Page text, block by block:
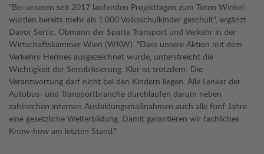
"Bei unseren seit 2017 laufenden Projekttagen zum Toten Winkel
wurden bereits mehr als 1.000 Volksschulkinder geschult", ergänzt
Davor Sertic, Obmann der Sparte Transport und Verkehr in der
Wirtschaftskammer Wien (WKW). "Dass unsere Aktion mit dem
Verkehrs-Hermes ausgezeichnet wurde, unterstreicht die
Wichtigkeit der Sensibilisierung. Klar ist trotzdem: Die
Verantwortung darf nicht bei den Kindern liegen. Alle Lenker der
Autobus- und Transportbranche durchlaufen darum neben
zahlreichen internen Ausbildungsmaßnahmen auch alle fünf Jahre
eine gesetzliche Weiterbildung. Damit garantieren wir fachliches
Know-how am letzten Stand."